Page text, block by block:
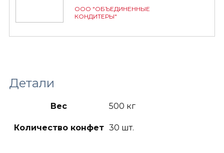
ООО "ОБЪЕДИНЕННЫЕ
КОНДИТЕРЫ"
Детали
Вес 500 кг
Количество конфет 30 шт.